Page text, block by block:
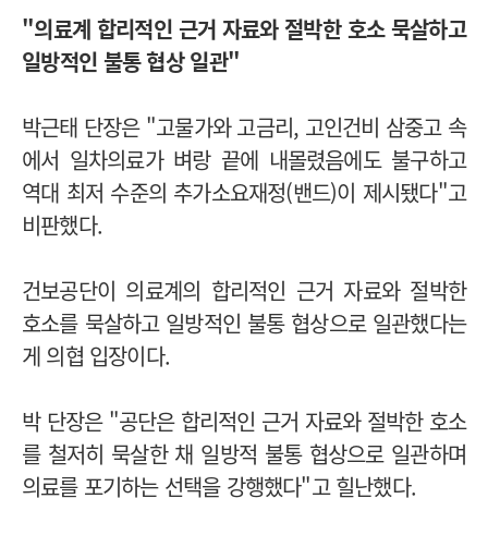
"의료계 합리적인 근거 자료와 절박한 호소 묵살하고
일방적인 불통 협상 일관"
박근태 단장은 "고물가와 고금리, 고인건비 삼중고 속
에서 일차의료가 벼랑 끝에 내몰렸음에도 불구하고
역대 최저 수준의 추가소요재정(밴드)이 제시됐다"고
비판했다.
건보공단이 의료계의 합리적인 근거 자료와 절박한
호소를 묵살하고 일방적인 불통 협상으로 일관했다는
게 의협 입장이다.
박 단장은 "공단은 합리적인 근거 자료와 절박한 호소
를 철저히 묵살한 채 일방적 불통 협상으로 일관하며
의료를 포기하는 선택을 강행했다"고 힐난했다.